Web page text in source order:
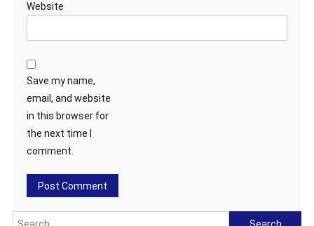
Website
Save my name,
email, and website
in this browser for
the next time I
comment.
Search